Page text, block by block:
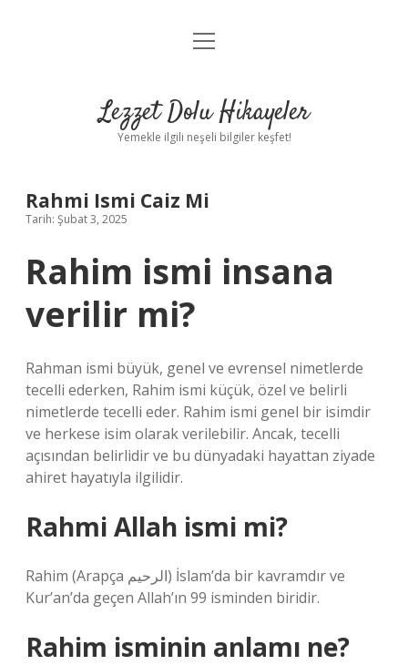
Anasayfa
Yasal Uyarı
menüyü
Lezzet Dolu Hikayeler
Yemekle ilgili neşeli bilgiler keşfet!
Rahmi Ismi Caiz Mi
Tarih: Şubat 3, 2025
Rahim ismi insana
verilir mi?
Rahman ismi büyük, genel ve evrensel nimetlerde
tecelli ederken, Rahim ismi küçük, özel ve belirli
nimetlerde tecelli eder. Rahim ismi genel bir isimdir
ve herkese isim olarak verilebilir. Ancak, tecelli
açısından belirlidir ve bu dünyadaki hayattan ziyade
ahiret hayatıyla ilgilidir.
Rahmi Allah ismi mi?
Rahim (Arapça الرحيم) İslam’da bir kavramdır ve
Kur’an’da geçen Allah’ın 99 isminden biridir.
Rahim isminin anlamı ne?